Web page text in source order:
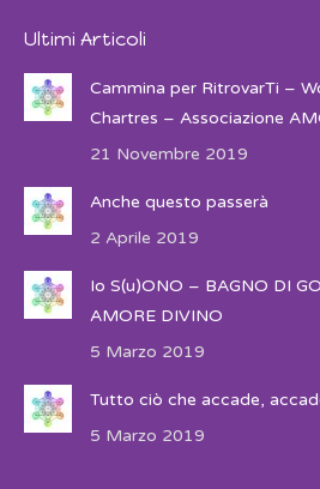
Ultimi Articoli
Cammina per RitrovarTi –
Chartres – Associazione
21 Novembre 2019
Anche questo passerà
2 Aprile 2019
Io S(u)ONO – BAGNO DI
AMORE DIVINO
5 Marzo 2019
Tutto ciò che accade,
5 Marzo 2019